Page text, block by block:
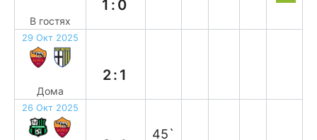
В гостях
1:0
29 Окт 2025
Дома
2:1
26 Окт 2025
45`